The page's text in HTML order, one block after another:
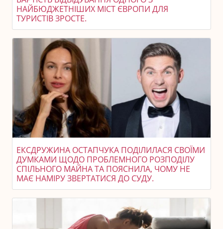
НАЙБЮДЖЕТНІШИХ МІСТ ЄВРОПИ ДЛЯ
ТУРИСТІВ ЗРОСТЕ.
ЕКСДРУЖИНА ОСТАПЧУКА ПОДІЛИЛАСЯ СВОЇМИ
ДУМКАМИ ЩОДО ПРОБЛЕМНОГО РОЗПОДІЛУ
СПІЛЬНОГО МАЙНА ТА ПОЯСНИЛА, ЧОМУ НЕ
МАЄ НАМІРУ ЗВЕРТАТИСЯ ДО СУДУ.